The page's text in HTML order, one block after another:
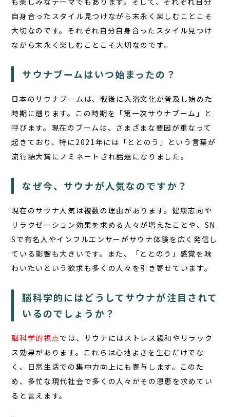
自身合ったスタイル見つけながら末永く楽しむことこそ
大切なのです。それぞれ自分自身合ったスタイル見つけ
ながら末永く楽しむことこそ大切なのです。
サウナブームはいつ始まったの？
日本のサウナブームは、戦後に入浴文化が普及し始めた
時期に遡ります。この時期を「第一次サウナブーム」と
呼びます。現在のブームは、さまざまな要因が重なって
起きており、特に2021年には「ととのう」という言葉が
流行語大賞にノミネートされ話題になりました。
なぜ今、サウナが人気なのですか？
現在のサウナ人気は複数の理由があります。 健康志向 や
リラクゼーション効果を求める人々が増えたことや、SN
Sで有名人やインフルエンサーがサウナ体験を広く発信し
ている影響も大きいです。また、「ととのう」感覚を味
わいたいという欲求も多くの人々を引き寄せています。
脳科学的にはどうしてサウナが注目されて
いるのでしょうか？
脳科学的視点では、サウナにはストレス緩和やリラック
ス効果があります。これらは心地よさを生むだけでな
く、日常生活での集中力向上にも寄与します。このた
め、多忙な現代社会で多くの人々がその恩恵を求めてい
ると言えます。